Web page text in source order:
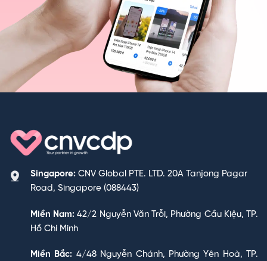
Singapore: CNV Global PTE. LTD. 20A Tanjong Pagar
Road, Singapore (088443)
Miền Nam: 42/2 Nguyễn Văn Trỗi, Phường Cầu Kiệu, TP.
Hồ Chí Minh
Miền Bắc: 4/48 Nguyễn Chánh, Phường Yên Hoà, TP.